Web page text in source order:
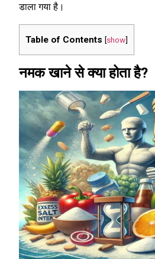
डाला गया है।
Table of Contents [show]
नमक खाने से क्या होता है?